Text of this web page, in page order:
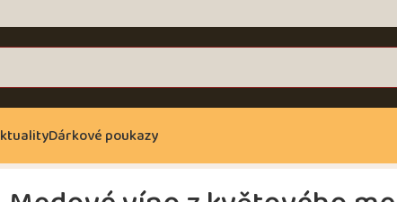
Dárkové poukazy